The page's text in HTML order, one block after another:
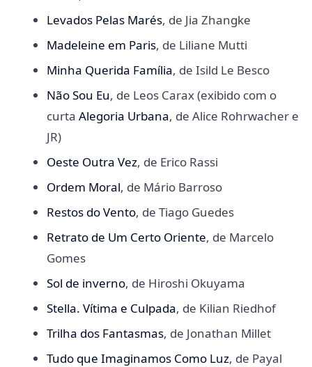
Levados Pelas Marés, de Jia Zhangke
Madeleine em Paris, de Liliane Mutti
Minha Querida Família, de Isild Le Besco
Não Sou Eu, de Leos Carax (exibido com o
curta Alegoria Urbana, de Alice Rohrwacher e
JR)
Oeste Outra Vez, de Erico Rassi
Ordem Moral, de Mário Barroso
Restos do Vento, de Tiago Guedes
Retrato de Um Certo Oriente, de Marcelo
Gomes
Sol de inverno, de Hiroshi Okuyama
Stella. Vítima e Culpada, de Kilian Riedhof
Trilha dos Fantasmas, de Jonathan Millet
Tudo que Imaginamos Como Luz, de Payal